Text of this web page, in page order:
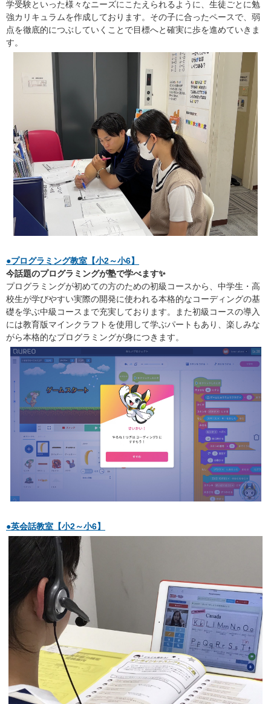
学受験といった様々なニーズにこたえられるように、生徒ごとに勉
強カリキュラムを作成しております。その子に合ったペースで、弱
点を徹底的につぶしていくことで目標へと確実に歩を進めていきま
す。
●プログラミング教室【小2～小6】
今話題のプログラミングが塾で学べます✨
プログラミングが初めての方のための初級コースから、中学生・高
校生が学びやすい実際の開発に使われる本格的なコーディングの基
礎を学ぶ中級コースまで充実しております。また初級コースの導入
には教育版マインクラフトを使用して学ぶパートもあり、楽しみな
がら本格的なプログラミングが身につきます。
●英会話教室【小2～小6】